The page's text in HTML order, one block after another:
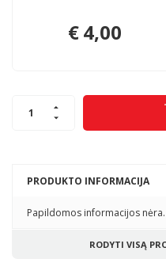
+370 68306302
PRODUKTO INFORMACIJA
Papildomos informacijos nėra.
RODYTI VISĄ
€4,00